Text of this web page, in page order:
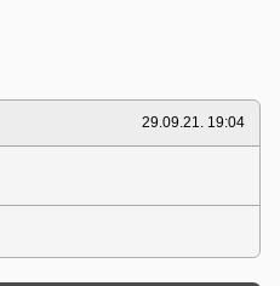
29.09.21. 19:04